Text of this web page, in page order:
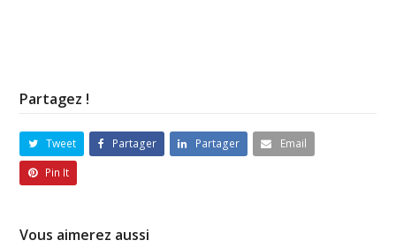
Partagez !
Tweet Partager Partager
Email
Pin It
Vous aimerez aussi